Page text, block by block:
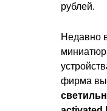
рублей.
Недавно
фирма